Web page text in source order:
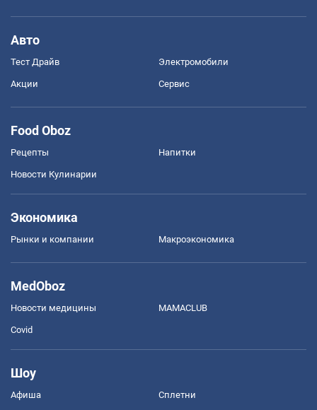
Авто
Тест Драйв Электромобили
Акции Сервис
Food Oboz
Рецепты Напитки
Новости Кулинарии
Экономика
Рынки и компании Mакроэкономика
MedOboz
Новости медицины MAMACLUB
Covid
Шоу
Афиша Сплетни